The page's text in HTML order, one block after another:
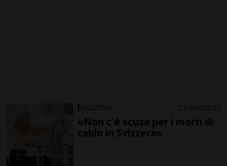
SVIZZERA 3 ore 6 25
«Non c'è scusa per i morti di
caldo in Svizzera»